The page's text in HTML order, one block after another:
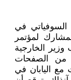
السوفياتي في
المشارك ‏لمؤتمر
الخارجية
من ‏الصفحات
مع اليابان في